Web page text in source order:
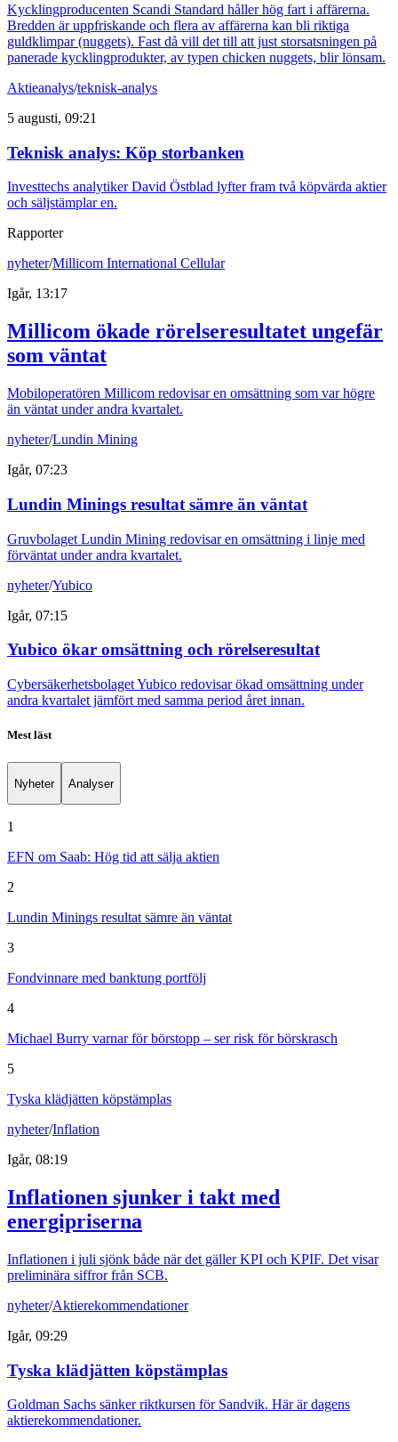
Kycklingproducenten Scandi Standard håller hög fart i affärerna.
Bredden är uppfriskande och flera av affärerna kan bli riktiga
guldklimpar (nuggets). Fast då vill det till att just storsatsningen på
panerade kycklingprodukter, av typen chicken nuggets, blir lönsam.
Aktieanalys/teknisk-analys
5 augusti, 09:21
Teknisk analys: Köp storbanken
Investtechs analytiker David Östblad lyfter fram två köpvärda aktier
och säljstämplar en.
Rapporter
nyheter/Millicom International Cellular
Igår, 13:17
Millicom ökade rörelseresultatet ungefär
som väntat
Mobiloperatören Millicom redovisar en omsättning som var högre
än väntat under andra kvartalet.
nyheter/Lundin Mining
Igår, 07:23
Lundin Minings resultat sämre än väntat
Gruvbolaget Lundin Mining redovisar en omsättning i linje med
förväntat under andra kvartalet.
nyheter/Yubico
Igår, 07:15
Yubico ökar omsättning och rörelseresultat
Cybersäkerhetsbolaget Yubico redovisar ökad omsättning under
andra kvartalet jämfört med samma period året innan.
Mest läst
Nyheter Analyser
1
EFN om Saab: Hög tid att sälja aktien
2
Lundin Minings resultat sämre än väntat
3
Fondvinnare med banktung portfölj
4
Michael Burry varnar för börstopp – ser risk för börskrasch
5
Tyska klädjätten köpstämplas
nyheter/Inflation
Igår, 08:19
Inflationen sjunker i takt med
energipriserna
Inflationen i juli sjönk både när det gäller KPI och KPIF. Det visar
preliminära siffror från SCB.
nyheter/Aktierekommendationer
Igår, 09:29
Tyska klädjätten köpstämplas
Goldman Sachs sänker riktkursen för Sandvik. Här är dagens
aktierekommendationer.